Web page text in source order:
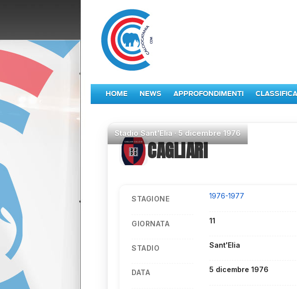
HOME NEWS APPROFONDIMENTI CLASSIFICA
StadioSant'Elia ·5 dicembre 1976
CAGLIARI
STAGIONE 1976-1977
GIORNATA 11
STADIO Sant'Elia
DATA 5 dicembre 1976